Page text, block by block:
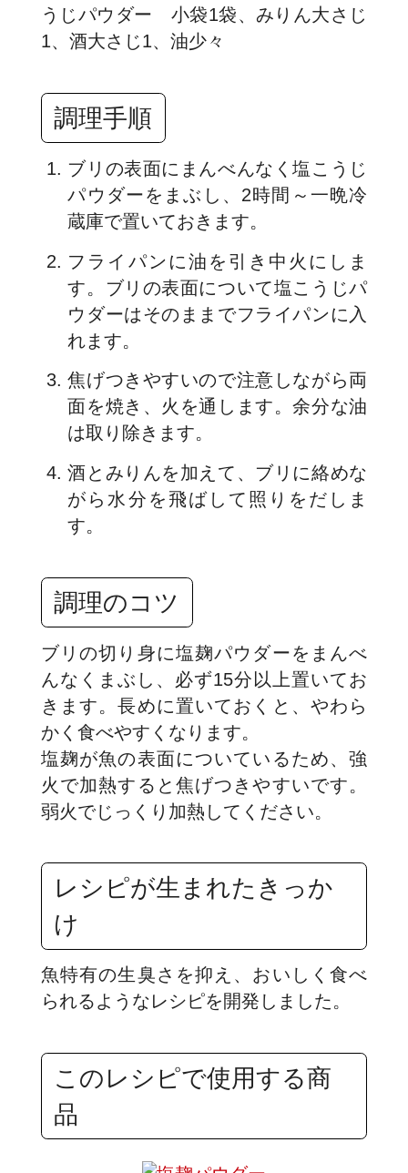
うじパウダー 小袋1袋、みりん大さじ
1、酒大さじ1、油少々
調理手順
ブリの表面にまんべんなく塩こうじ
パウダーをまぶし、2時間～一晩冷
蔵庫で置いておきます。
フライパンに油を引き中火にしま
す。ブリの表面について塩こうじパ
ウダーはそのままでフライパンに入
れます。
焦げつきやすいので注意しながら両
面を焼き、火を通します。余分な油
は取り除きます。
酒とみりんを加えて、ブリに絡めな
がら水分を飛ばして照りをだしま
す。
調理のコツ
ブリの切り身に塩麹パウダーをまんべ
んなくまぶし、必ず15分以上置いてお
きます。長めに置いておくと、やわら
かく食べやすくなります。
塩麹が魚の表面についているため、強
火で加熱すると焦げつきやすいです。
弱火でじっくり加熱してください。
レシピが生まれたきっか
け
魚特有の生臭さを抑え、おいしく食べ
られるようなレシピを開発しました。
このレシピで使用する商
品